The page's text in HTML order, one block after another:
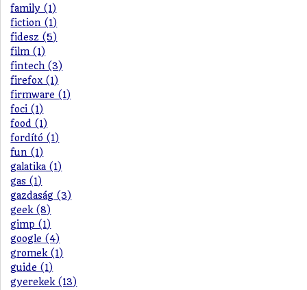
family (1)
fiction (1)
fidesz (5)
film (1)
fintech (3)
firefox (1)
firmware (1)
foci (1)
food (1)
fordító (1)
fun (1)
galatika (1)
gas (1)
gazdaság (3)
geek (8)
gimp (1)
google (4)
gromek (1)
guide (1)
gyerekek (13)